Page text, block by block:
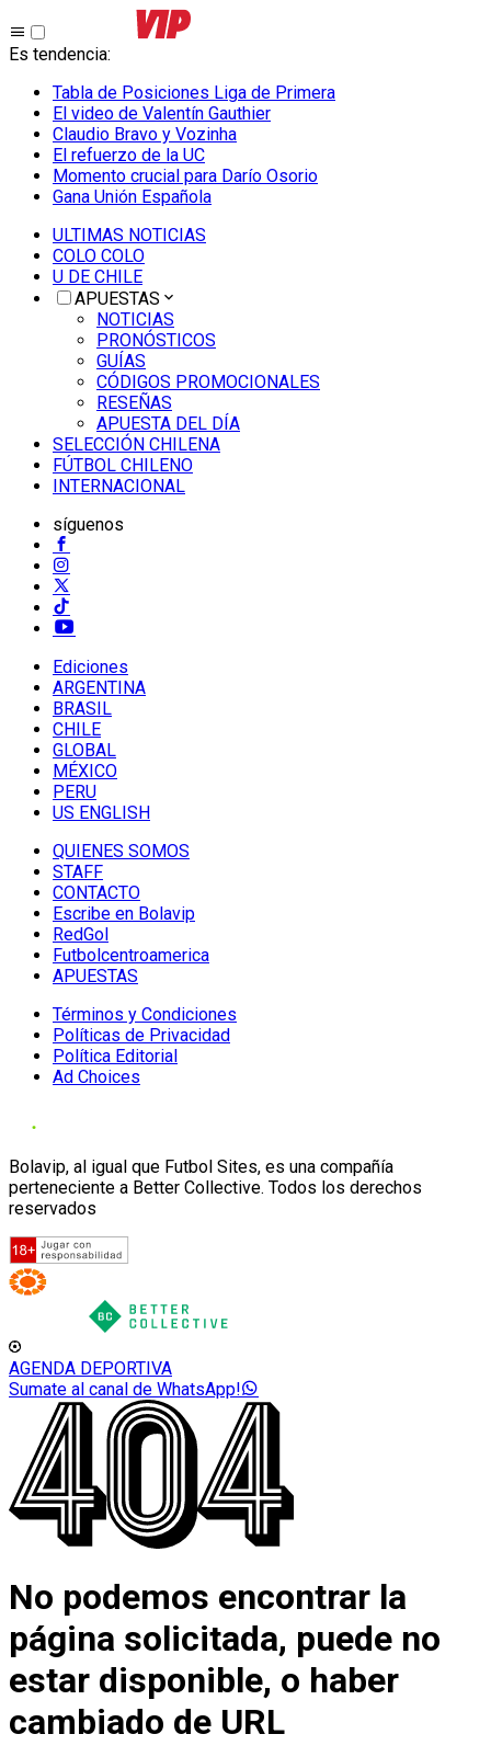
Es tendencia:
Tabla de Posiciones Liga de Primera
El video de Valentín Gauthier
Claudio Bravo y Vozinha
El refuerzo de la UC
Momento crucial para Darío Osorio
Gana Unión Española
ULTIMAS NOTICIAS
COLO COLO
U DE CHILE
APUESTAS
NOTICIAS
PRONÓSTICOS
GUÍAS
CÓDIGOS PROMOCIONALES
RESEÑAS
APUESTA DEL DÍA
SELECCIÓN CHILENA
FÚTBOL CHILENO
INTERNACIONAL
síguenos
Ediciones
ARGENTINA
BRASIL
CHILE
GLOBAL
MÉXICO
PERU
US ENGLISH
QUIENES SOMOS
STAFF
CONTACTO
Escribe en Bolavip
RedGol
Futbolcentroamerica
APUESTAS
Términos y Condiciones
Políticas de Privacidad
Política Editorial
Ad Choices
Bolavip, al igual que Futbol Sites, es una compañía
perteneciente a Better Collective. Todos los derechos
reservados
AGENDA DEPORTIVA
Sumate al canal de WhatsApp!
No podemos encontrar la
página solicitada, puede no
estar disponible, o haber
cambiado de URL